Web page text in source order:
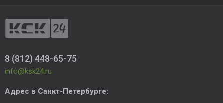
8 (812) 448-65-75
info@ksk24.ru
Адрес в Санкт-Петербурге: